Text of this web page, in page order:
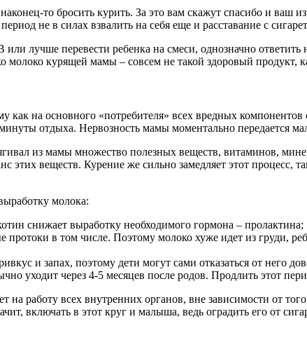
то бросить курить. За это вам скажут спасибо и
не в силах взвалить на себя еще и расставание с
лучше перевести ребенка на смеси, однозначно ответить
молоко курящей мамы – совсем не такой здоровый продукт,
как на основного «потребителя» всех вредных
минуты отдыха. Нервозность мамы моментально передается
из мамы множество полезных веществ, витаминов,
этих веществ. Курение же сильно замедляет этот процесс,
молока:
снижает выработку необходимого гормона – пролактина;
протоки в том числе. Поэтому молоко хуже идет из груди,
и запах, поэтому дети могут сами отказаться от него
уходит через 4-5 месяцев после родов. Продлить этот
на работу всех внутренних органов, вне зависимости от
включать в этот круг и малыша, ведь оградить его от